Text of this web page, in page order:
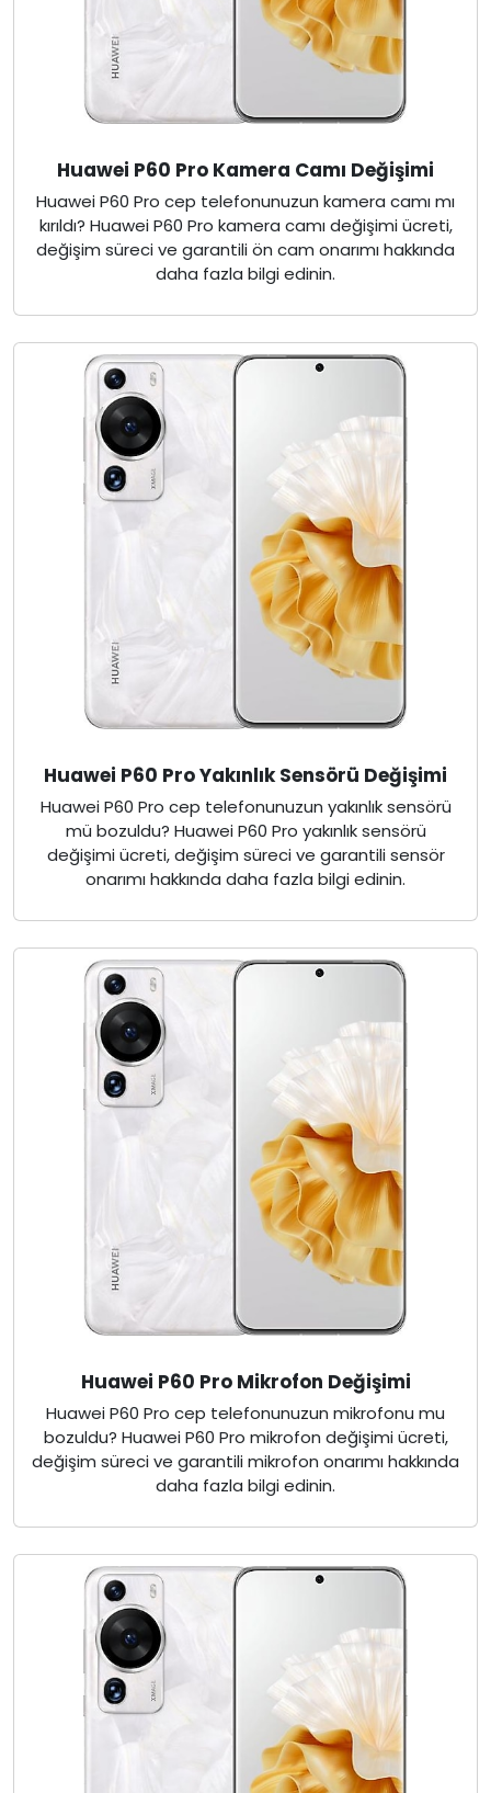
Huawei P60 Pro Kamera Camı Değişimi
Huawei P60 Pro cep telefonunuzun kamera camı mı
kırıldı? Huawei P60 Pro kamera camı değişimi ücreti,
değişim süreci ve garantili ön cam onarımı hakkında
daha fazla bilgi edinin.
Huawei P60 Pro Yakınlık Sensörü Değişimi
Huawei P60 Pro cep telefonunuzun yakınlık sensörü
mü bozuldu? Huawei P60 Pro yakınlık sensörü
değişimi ücreti, değişim süreci ve garantili sensör
onarımı hakkında daha fazla bilgi edinin.
Huawei P60 Pro Mikrofon Değişimi
Huawei P60 Pro cep telefonunuzun mikrofonu mu
bozuldu? Huawei P60 Pro mikrofon değişimi ücreti,
değişim süreci ve garantili mikrofon onarımı hakkında
daha fazla bilgi edinin.